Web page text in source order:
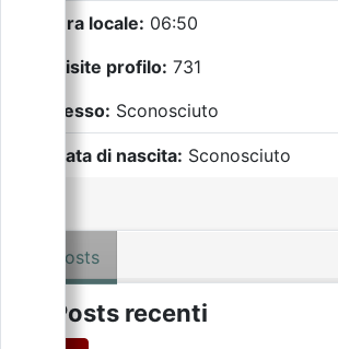
Ora locale: 06:50
Visite profilo: 731
Sesso: Sconosciuto
Data di nascita: Sconosciuto
Posts
Posts recenti